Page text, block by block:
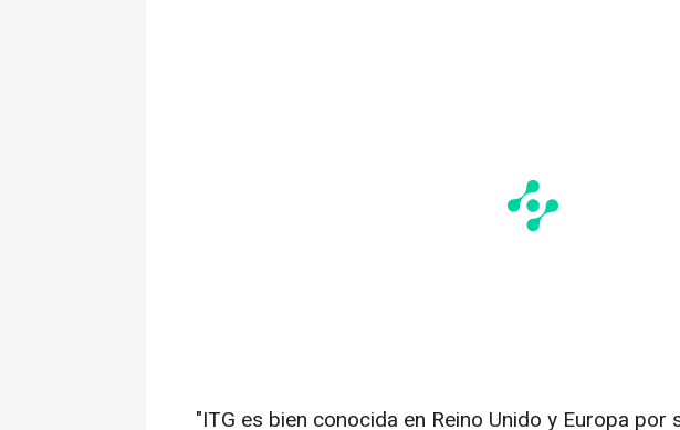
"ITG es bien conocida en Reino Unido y Europa por